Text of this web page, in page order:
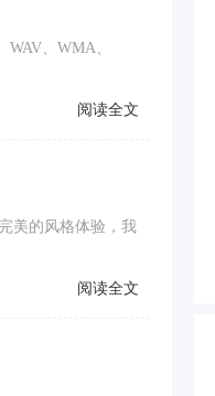
、WMA、
阅读全文
美的风格体验，我
阅读全文